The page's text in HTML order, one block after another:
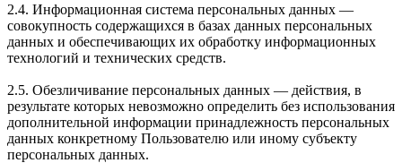
2.4. Информационная система персональных данных —
совокупность содержащихся в базах данных персональных
данных и обеспечивающих их обработку информационных
технологий и технических средств.
2.5. Обезличивание персональных данных — действия, в
результате которых невозможно определить без использования
дополнительной информации принадлежность персональных
данных конкретному Пользователю или иному субъекту
персональных данных.